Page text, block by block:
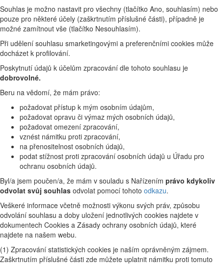
Souhlas je možno nastavit pro všechny (tlačítko Ano, souhlasím) nebo
pouze pro některé účely (zaškrtnutím příslušné části), případně je
možné zamítnout vše (tlačítko Nesouhlasím).
Při udělení souhlasu smarketingovými a preferenčními cookies může
docházet k profilování.
Poskytnutí údajů k účelům zpracování dle tohoto souhlasu je
dobrovolné.
Beru na vědomí, že mám právo:
požadovat přístup k mým osobním údajům,
požadovat opravu či výmaz mých osobních údajů,
požadovat omezení zpracování,
vznést námitku proti zpracování,
na přenositelnost osobních údajů,
podat stížnost proti zpracování osobních údajů u Úřadu pro
ochranu osobních údajů.
Byl/a jsem poučen/a, že mám v souladu s Nařízením právo kdykoliv
odvolat svůj souhlas odvolat pomocí tohoto odkazu.
Veškeré informace včetně možnosti výkonu svých práv, způsobu
odvolání souhlasu a doby uložení jednotlivých cookies najdete v
dokumentech Cookies a Zásady ochrany osobních údajů, které
najdete na našem webu.
(1) Zpracování statistických cookies je naším oprávněným zájmem.
Zaškrtnutím příslušné části zde můžete uplatnit námitku proti tomuto